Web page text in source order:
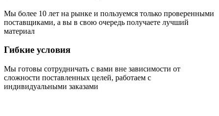
Мы более 10 лет на рынке и пользуемся только проверенными
поставщиками, а вы в свою очередь получаете лучший
материал
Гибкие условия
Мы готовы сотрудничать с вами вне зависимости от
сложности поставленных целей, работаем с
индивидуальными заказами